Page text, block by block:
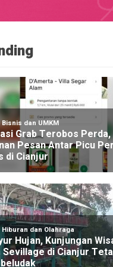
Cianjur Mulai
di Cianjur
yang lalu